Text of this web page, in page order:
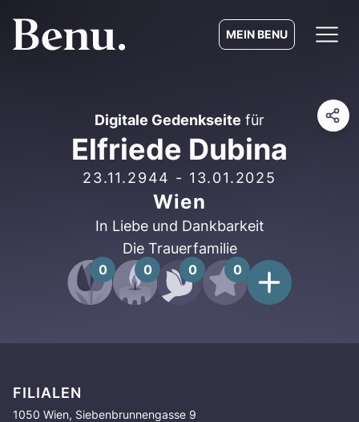
MEIN BENU
Digitale Gedenkseite für
Elfriede Dubina
23.11.2944 - 13.01.2025
Wien
In Liebe und Dankbarkeit
Die Trauerfamilie
0 0 0 0
FILIALEN
1050 Wien, Siebenbrunnengasse 9